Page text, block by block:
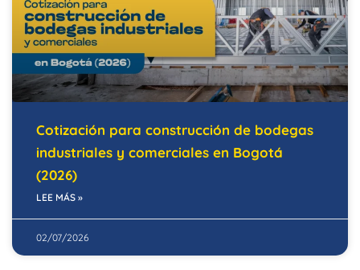
Cotización para construcción de bodegas
industriales y comerciales en Bogotá
(2026)
LEE MÁS »
02/07/2026